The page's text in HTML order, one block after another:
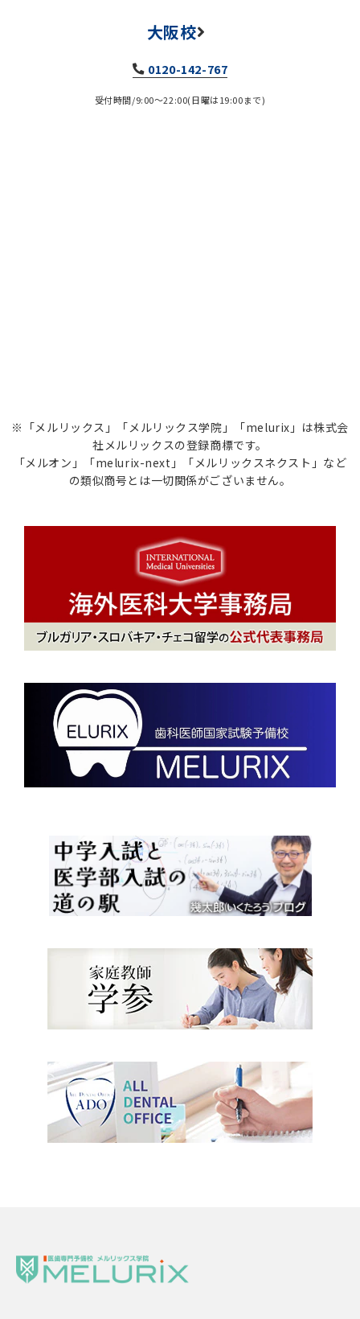
大阪校
0120-142-767
受付時間/9:00～22:00(日曜は19:00まで)
※「メルリックス」「メルリックス学院」「melurix」は株式会
社メルリックスの登録商標です。
「メルオン」「melurix-next」「メルリックスネクスト」など
の類似商号とは一切関係がございません。